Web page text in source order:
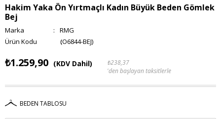
Hakim Yaka Ön Yırtmaçlı Kadın Büyük Beden Gömlek
Bej
Marka :
RMG
(O6844-BEJ)
₺1.259,90 (KDV Dahil)
₺238,37
'den başlayan taksitlerle
BEDEN TABLOSU